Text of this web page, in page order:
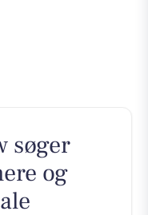
søger
og